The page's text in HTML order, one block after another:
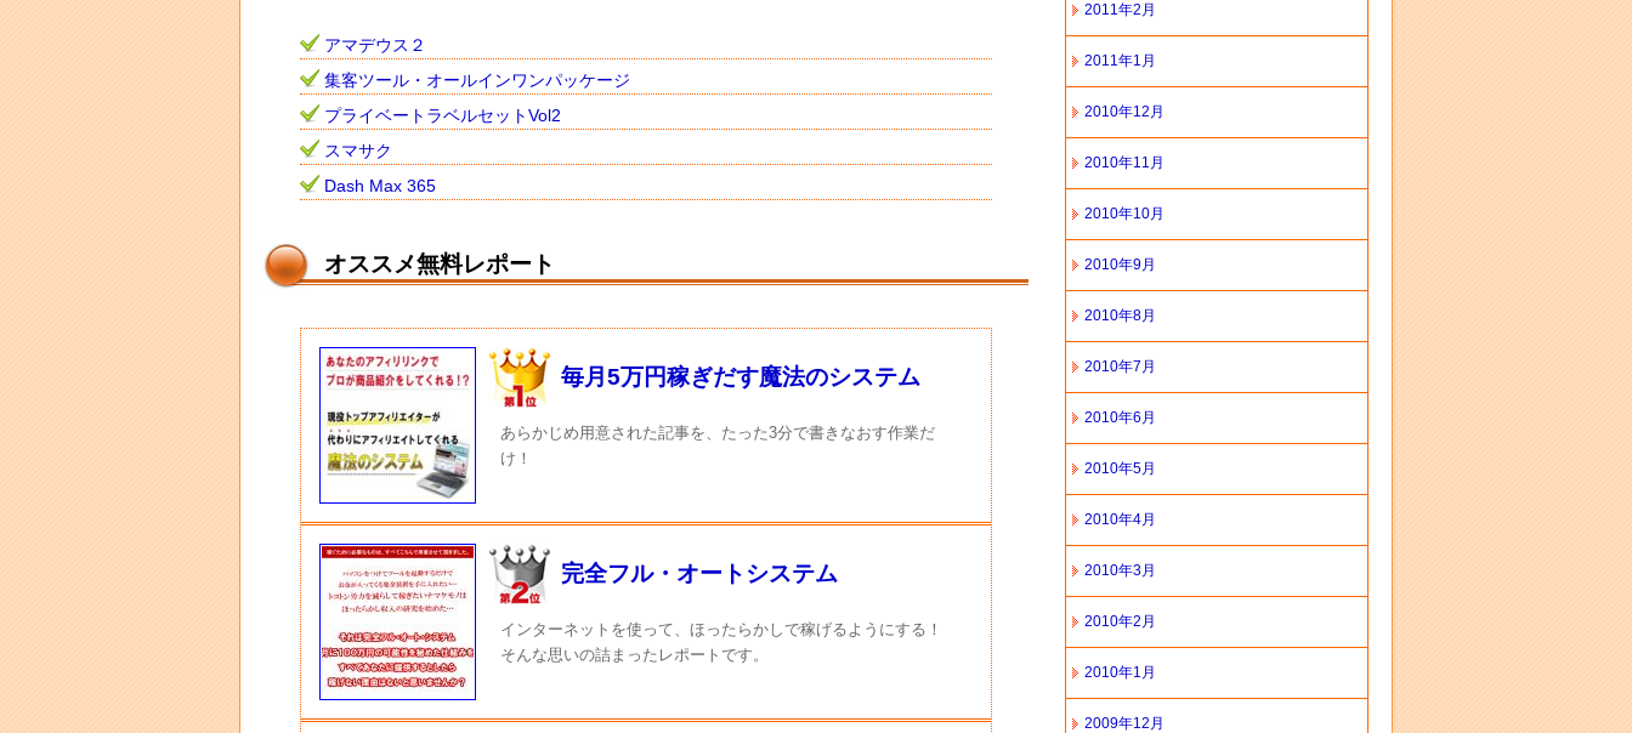
アマデウス２
集客ツール・オールインワンパッケージ
プライベートラベルセットVol2
スマサク
Dash Max 365
オススメ無料レポート
毎月5万円稼ぎだす魔法のシステム
あらかじめ用意された記事を、たった3分で書きなおす作業だ
け！
完全フル・オートシステム
インターネットを使って、ほったらかしで稼げるようにする！
そんな思いの詰まったレポートです。
2011年2月
2011年1月
2010年12月
2010年11月
2010年10月
2010年9月
2010年8月
2010年7月
2010年6月
2010年5月
2010年4月
2010年3月
2010年2月
2010年1月
2009年12月